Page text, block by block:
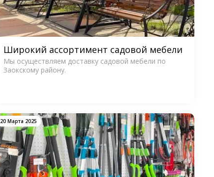
Широкий ассортимент садовой мебели
Мы осуществляем доставку садовой мебели по
Заокскому району.
20 Марта 2025